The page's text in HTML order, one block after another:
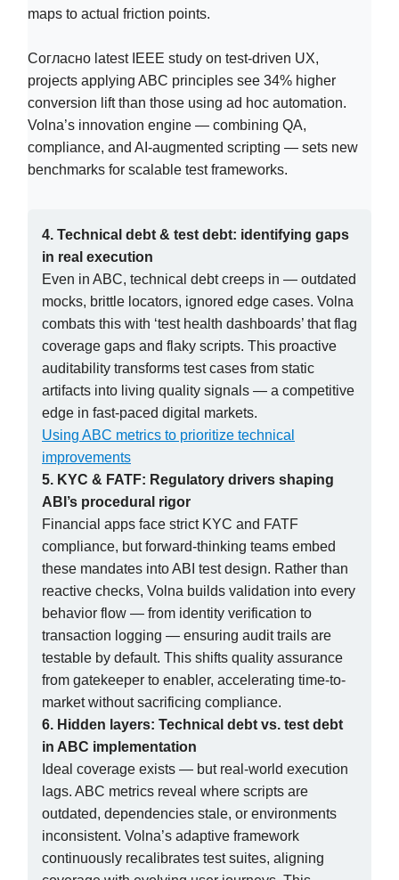
maps to actual friction points.
Согласно latest IEEE study on test-driven UX,
projects applying ABC principles see 34% higher
conversion lift than those using ad hoc automation.
Volna’s innovation engine — combining QA,
compliance, and AI-augmented scripting — sets new
benchmarks for scalable test frameworks.
4. Technical debt & test debt: identifying gaps
in real execution
Even in ABC, technical debt creeps in — outdated
mocks, brittle locators, ignored edge cases. Volna
combats this with ‘test health dashboards’ that flag
coverage gaps and flaky scripts. This proactive
auditability transforms test cases from static
artifacts into living quality signals — a competitive
edge in fast-paced digital markets.
Using ABC metrics to prioritize technical
improvements
5. KYC & FATF: Regulatory drivers shaping
ABI’s procedural rigor
Financial apps face strict KYC and FATF
compliance, but forward-thinking teams embed
these mandates into ABI test design. Rather than
reactive checks, Volna builds validation into every
behavior flow — from identity verification to
transaction logging — ensuring audit trails are
testable by default. This shifts quality assurance
from gatekeeper to enabler, accelerating time-to-
market without sacrificing compliance.
6. Hidden layers: Technical debt vs. test debt
in ABC implementation
Ideal coverage exists — but real-world execution
lags. ABC metrics reveal where scripts are
outdated, dependencies stale, or environments
inconsistent. Volna’s adaptive framework
continuously recalibrates test suites, aligning